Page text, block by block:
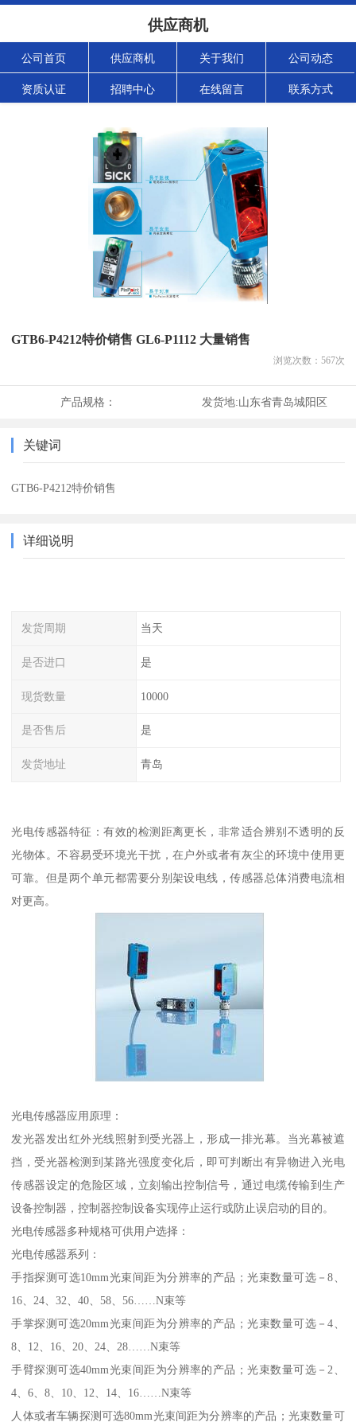
供应商机
公司首页 供应商机 关于我们 公司动态
资质认证 招聘中心 在线留言 联系方式
GTB6-P4212特价销售 GL6-P1112 大量销售
浏览次数： 567次
产品规格： 发货地:山东省青岛城阳区
关键词
GTB6-P4212特价销售
详细说明
发货周期 当天
是否进口 是
现货数量 10000
是否售后 是
发货地址 青岛
光电传感器特征：有效的检测距离更长，非常适合辨别不透明的反
光物体。不容易受环境光干扰，在户外或者有灰尘的环境中使用更
可靠。但是两个单元都需要分别架设电线，传感器总体消费电流相
对更高。
光电传感器应用原理：
发光器发出红外光线照射到受光器上，形成一排光幕。当光幕被遮
挡，受光器检测到某路光强度变化后，即可判断出有异物进入光电
传感器设定的危险区域，立刻输出控制信号，通过电缆传输到生产
设备控制器，控制器控制设备实现停止运行或防止误启动的目的。
光电传感器多种规格可供用户选择：
光电传感器系列：
手指探测可选10mm光束间距为分辨率的产品；光束数量可选－8、
16、24、32、40、58、56……N束等
手掌探测可选20mm光束间距为分辨率的产品；光束数量可选－4、
8、12、16、20、24、28……N束等
手臂探测可选40mm光束间距为分辨率的产品；光束数量可选－2、
4、6、8、10、12、14、16……N束等
人体或者车辆探测可选80mm光束间距为分辨率的产品；光束数量可